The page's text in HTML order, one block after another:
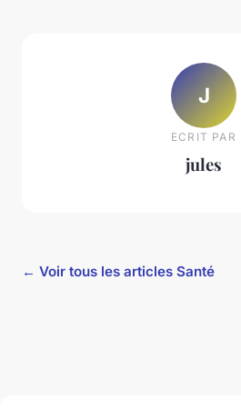
J
ECRIT PAR
jules
← Voir tous les articles Santé